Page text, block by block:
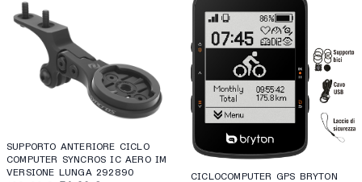
SUPPORTO ANTERIORE CICLO
COMPUTER SYNCROS IC AERO IM
VERSIONE LUNGA 292890
CICLOCOMPUTER GPS BRYTON